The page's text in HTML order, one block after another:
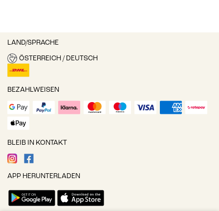
LAND/SPRACHE
ÖSTERREICH / DEUTSCH
BEZAHLWEISEN
BLEIB IN KONTAKT
APP HERUNTERLADEN